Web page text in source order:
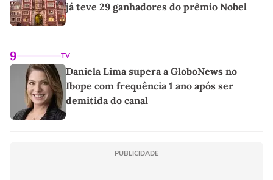
já teve 29 ganhadores do prêmio Nobel
9 TV
Daniela Lima supera a GloboNews no
Ibope com frequência 1 ano após ser
demitida do canal
PUBLICIDADE